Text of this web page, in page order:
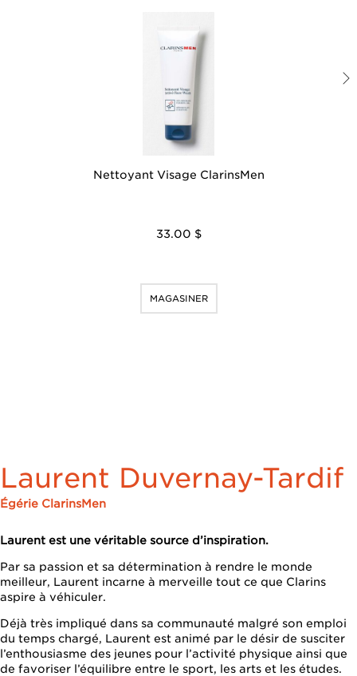
Nettoyant Visage ClarinsMen
33.00 $
MAGASINER
Laurent Duvernay-Tardif
Égérie ClarinsMen
Laurent est une véritable source d’inspiration.
Par sa passion et sa détermination à rendre le monde
meilleur, Laurent incarne à merveille tout ce que Clarins
aspire à véhiculer.
Déjà très impliqué dans sa communauté malgré son emploi
du temps chargé, Laurent est animé par le désir de susciter
l’enthousiasme des jeunes pour l’activité physique ainsi que
de favoriser l’équilibre entre le sport, les arts et les études.